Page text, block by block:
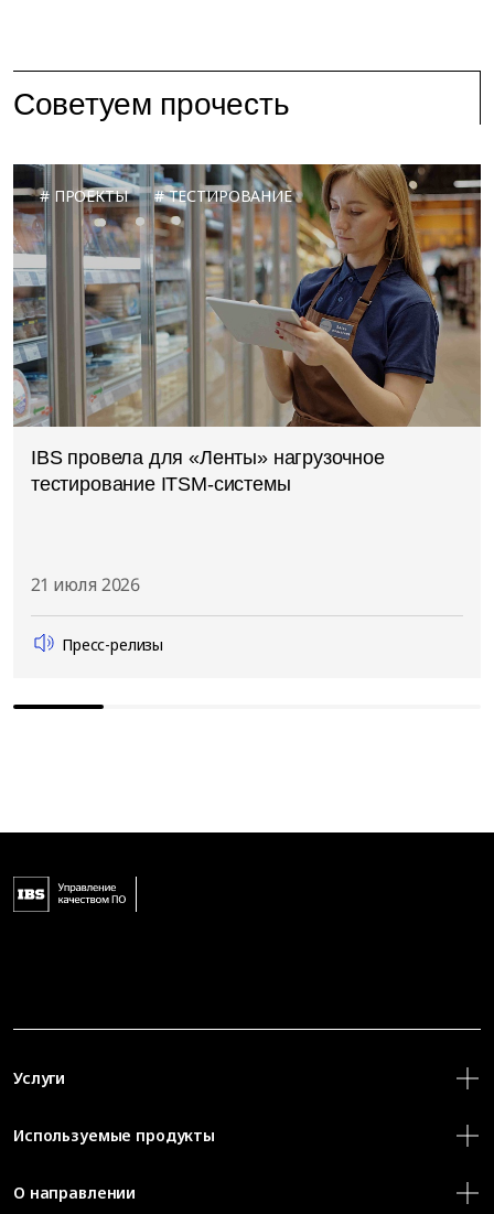
Советуем прочесть
ПРОЕКТЫ ТЕСТИРОВАНИЕ
IBS провела для «Ленты» нагрузочное
тестирование ITSM-системы
21 июля 2026
Пресс-релизы
Услуги
Используемые продукты
О направлении